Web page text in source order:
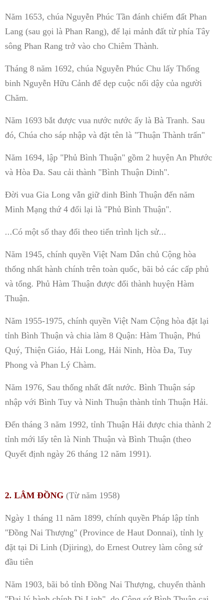
Năm 1653, chúa Nguyễn Phúc Tần đánh chiếm đất Phan
Lang (sau gọi là Phan Rang), để lại mảnh đất từ phía Tây
sông Phan Rang trở vào cho Chiêm Thành.
Tháng 8 năm 1692, chúa Nguyễn Phúc Chu lấy Thống
binh Nguyễn Hữu Cảnh để dẹp cuộc nổi dậy của người
Chăm.
Năm 1693 bắt được vua nước nước ấy là Bà Tranh. Sau
đó, Chúa cho sáp nhập và đặt tên là "Thuận Thành trấn"
Năm 1694, lập "Phủ Bình Thuận" gồm 2 huyện An Phước
và Hòa Đa. Sau cải thành "Bình Thuận Dinh".
Đời vua Gia Long vẫn giữ dinh Bình Thuận đến năm
Minh Mạng thứ 4 đổi lại là "Phủ Bình Thuận".
...Có một số thay đổi theo tiến trình lịch sử...
Năm 1945, chính quyền Việt Nam Dân chủ Cộng hòa
thống nhất hành chính trên toàn quốc, bãi bỏ các cấp phủ
và tổng. Phủ Hàm Thuận được đổi thành huyện Hàm
Thuận.
Năm 1955-1975, chính quyền Việt Nam Cộng hòa đặt lại
tỉnh Bình Thuận và chia làm 8 Quận: Hàm Thuận, Phú
Quý, Thiện Giáo, Hải Long, Hải Ninh, Hòa Đa, Tuy
Phong và Phan Lý Chàm.
Năm 1976, Sau thống nhất đất nước. Bình Thuận sáp
nhập với Bình Tuy và Ninh Thuận thành tỉnh Thuận Hải.
Đến tháng 3 năm 1992, tỉnh Thuận Hải được chia thành 2
tỉnh mới lấy tên là Ninh Thuận và Bình Thuận (theo
Quyết định ngày 26 tháng 12 năm 1991).
2. LÂM ĐỒNG (Từ năm 1958)
Ngày 1 tháng 11 năm 1899, chính quyền Pháp lập tỉnh
"Đồng Nai Thượng" (Province de Haut Donnai), tỉnh lỵ
đặt tại Di Linh (Djiring), do Ernest Outrey làm công sứ
đầu tiên
Năm 1903, bãi bỏ tỉnh Đồng Nai Thượng, chuyển thành